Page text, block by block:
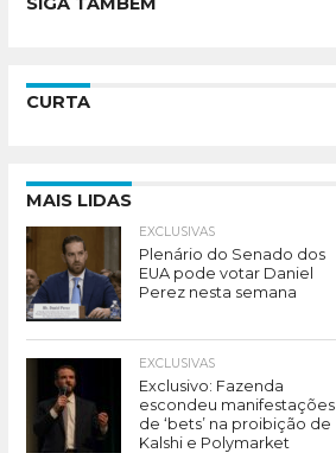
CURTA
MAIS LIDAS
EXCLUSIVAS
Plenário do Senado dos
EUA pode votar Daniel
Perez nesta semana
EXCLUSIVAS
Exclusivo: Fazenda
escondeu manifestações
de ‘bets’ na proibição de
Kalshi e Polymarket